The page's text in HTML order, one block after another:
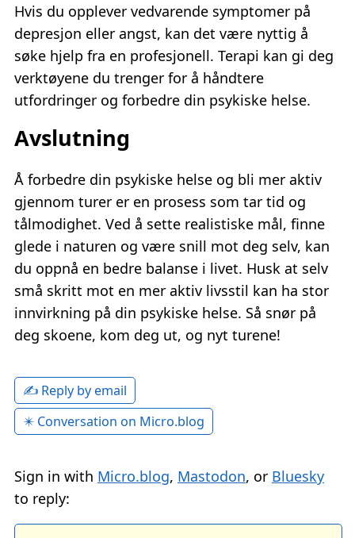
Hvis du opplever vedvarende symptomer på
depresjon eller angst, kan det være nyttig å
søke hjelp fra en profesjonell. Terapi kan gi deg
verktøyene du trenger for å håndtere
utfordringer og forbedre din psykiske helse.
Avslutning
Å forbedre din psykiske helse og bli mer aktiv
gjennom turer er en prosess som tar tid og
tålmodighet. Ved å sette realistiske mål, finne
glede i naturen og være snill mot deg selv, kan
du oppnå en bedre balanse i livet. Husk at selv
små skritt mot en mer aktiv livsstil kan ha stor
innvirkning på din psykiske helse. Så snør på
deg skoene, kom deg ut, og nyt turene!
✍️ Reply by email
✴️ Conversation on Micro.blog
Sign in with Micro.blog, Mastodon, or Bluesky
to reply: